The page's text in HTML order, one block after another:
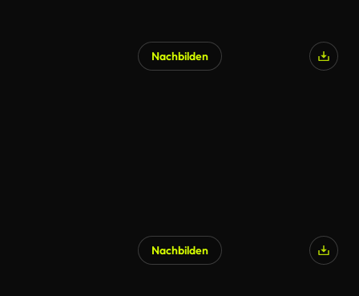
Nachbilden
Nachbilden